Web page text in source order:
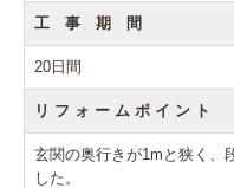
工 事 期 間
20日間
リ フ ォ ー ム ポ イ ン ト
玄関の奥行きが1mと狭く、
した。